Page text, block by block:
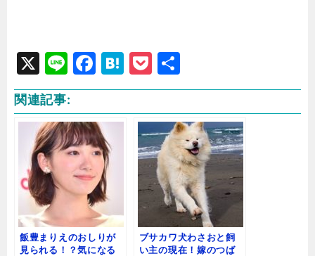
X
Li
n
e
F
a
c
e
b
o
o
k
H
at
e
P
o
c
k
e
t
有
関連記事:
飯豊まりえのおしりが
見られる！？気になる
ブサカワ犬わさおと飼
い主の現在！嫁のつば